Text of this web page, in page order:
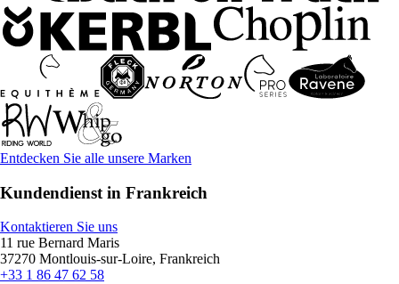
Entdecken Sie alle unsere Marken
Kundendienst in Frankreich
Kontaktieren Sie uns
11 rue Bernard Maris
37270 Montlouis-sur-Loire, Frankreich
+33 1 86 47 62 58